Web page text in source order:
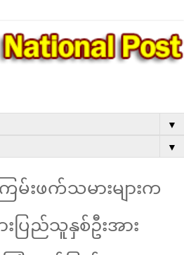
▼
▼
ဖက်သမားများက
ပြည်သူနှစ်ဦးအား